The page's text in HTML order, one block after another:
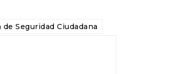
Seguridad Ciudadana